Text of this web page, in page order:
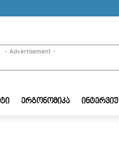
- Advertisement -
ᲔᲠᲒᲝᲜᲝᲛᲘᲙᲐ ᲘᲜᲢᲔᲠᲕᲘᲣ